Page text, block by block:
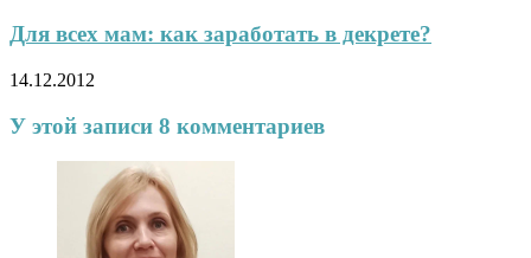
Для всех мам: как заработать в декрете?
14.12.2012
У этой записи 8 комментариев